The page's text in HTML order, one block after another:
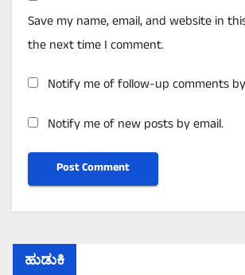
Save my name, email, and website in
the next time I comment.
Notify me of follow-up comments
Notify me of new posts by email.
ಹುಡುಕಿ